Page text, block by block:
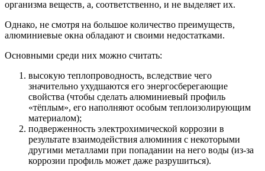
организма веществ, а, соответственно, и не выделяет их.
Однако, не смотря на большое количество преимуществ,
алюминиевые окна обладают и своими недостатками.
Основными среди них можно считать:
высокую теплопроводность, вследствие чего
значительно ухудшаются его энергосберегающие
свойства (чтобы сделать алюминиевый профиль
«тёплым», его наполняют особым теплоизолирующим
материалом);
подверженность электрохимической коррозии в
результате взаимодействия алюминия с некоторыми
другими металлами при попадании на него воды (из-за
коррозии профиль может даже разрушиться).